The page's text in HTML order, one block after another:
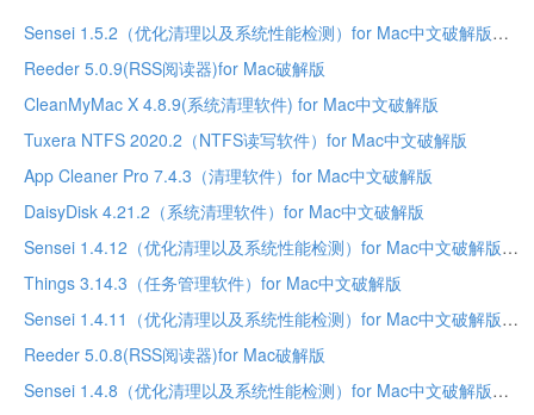
Sensei 1.5.2（优化清理以及系统性能检测）for Mac中文破解版
Reeder 5.0.9(RSS阅读器)for Mac破解版
CleanMyMac X 4.8.9(系统清理软件) for Mac中文破解版
Tuxera NTFS 2020.2（NTFS读写软件）for Mac中文破解版
App Cleaner Pro 7.4.3（清理软件）for Mac中文破解版
DaisyDisk 4.21.2（系统清理软件）for Mac中文破解版
Sensei 1.4.12（优化清理以及系统性能检测）for Mac中文破解版
Things 3.14.3（任务管理软件）for Mac中文破解版
Sensei 1.4.11（优化清理以及系统性能检测）for Mac中文破解版
Reeder 5.0.8(RSS阅读器)for Mac破解版
Sensei 1.4.8（优化清理以及系统性能检测）for Mac中文破解版